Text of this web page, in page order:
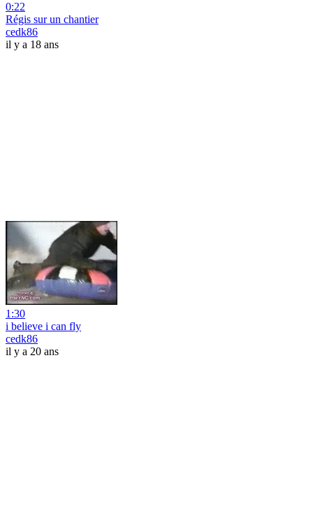
0:22
Régis sur un chantier
cedk86
il y a 18 ans
1:30
i believe i can fly
cedk86
il y a 20 ans